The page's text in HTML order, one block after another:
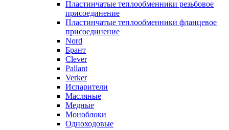
Пластинчатые теплообменники резьбовое
присоединение
Пластинчатые теплообменники фланцевое
присоединение
Nord
Брант
Clever
Pallant
Verker
Испарители
Масляные
Медные
Моноблоки
Одноходовые